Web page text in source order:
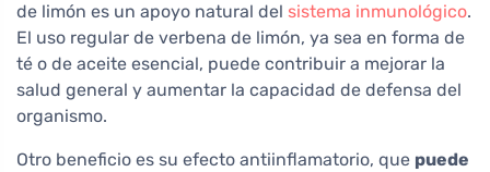
de limón es un apoyo natural del sistema inmunológico.
El uso regular de verbena de limón, ya sea en forma de
té o de aceite esencial, puede contribuir a mejorar la
salud general y aumentar la capacidad de defensa del
organismo.
Otro beneficio es su efecto antiinflamatorio, que puede